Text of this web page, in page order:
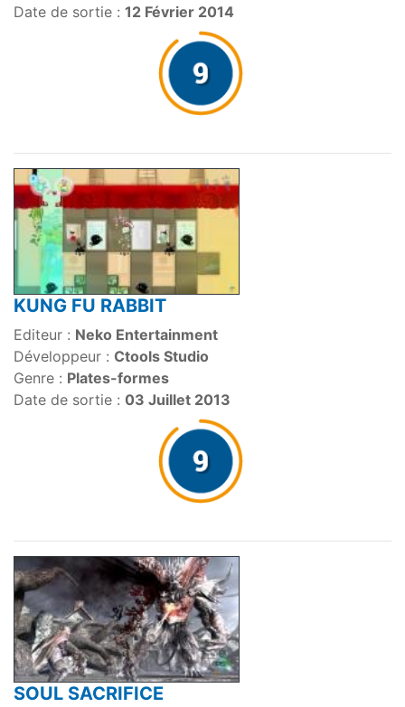
Date de sortie : 12 Février 2014
KUNG FU RABBIT
Editeur : Neko Entertainment
Développeur : Ctools Studio
Genre : Plates-formes
Date de sortie : 03 Juillet 2013
SOUL SACRIFICE